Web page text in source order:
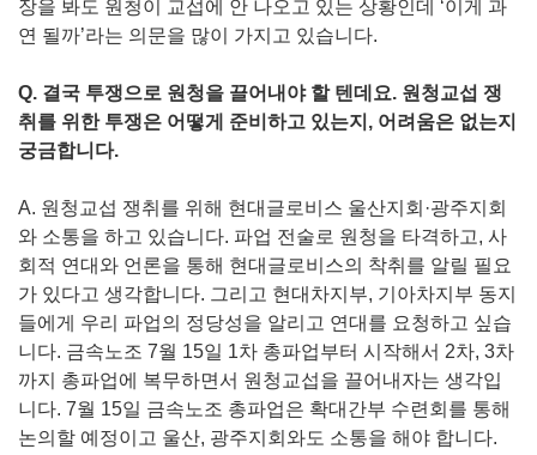
장을 봐도 원청이 교섭에 안 나오고 있는 상황인데 ‘이게 과
연 될까’라는 의문을 많이 가지고 있습니다.
Q. 결국 투쟁으로 원청을 끌어내야 할 텐데요. 원청교섭 쟁
취를 위한 투쟁은 어떻게 준비하고 있는지, 어려움은 없는지
궁금합니다.
A. 원청교섭 쟁취를 위해 현대글로비스 울산지회·광주지회
와 소통을 하고 있습니다. 파업 전술로 원청을 타격하고, 사
회적 연대와 언론을 통해 현대글로비스의 착취를 알릴 필요
가 있다고 생각합니다. 그리고 현대차지부, 기아차지부 동지
들에게 우리 파업의 정당성을 알리고 연대를 요청하고 싶습
니다. 금속노조 7월 15일 1차 총파업부터 시작해서 2차, 3차
까지 총파업에 복무하면서 원청교섭을 끌어내자는 생각입
니다. 7월 15일 금속노조 총파업은 확대간부 수련회를 통해
논의할 예정이고 울산, 광주지회와도 소통을 해야 합니다.